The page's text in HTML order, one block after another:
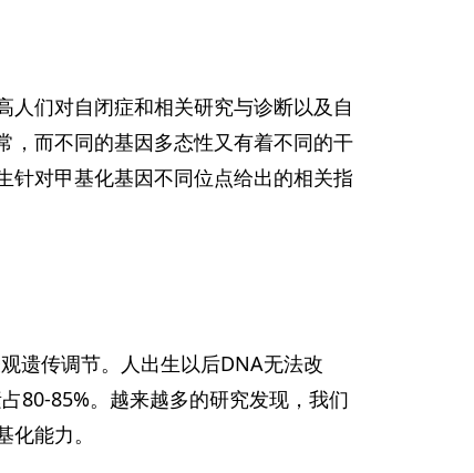
人们对自闭症和相关研究与诊断以及自
，而不同的基因多态性又有着不同的干
针对甲基化基因不同位点给出的相关指
遗传调节。人出生以后DNA无法改
80-85%。越来越多的研究发现，我们
能力。